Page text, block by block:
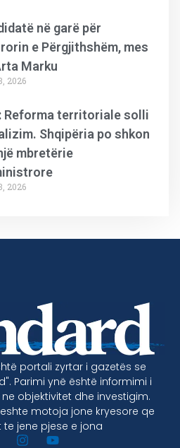
në garë për
e Përgjithshëm, mes
Marku
2026
Reforma territoriale solli
Shqipëria po shkon
mbretërie
2026
portali zyrtar i gazetës se
Parimi ynë është informimi i
objektivitet dhe investigim.
motoja jone kryesore qe
te jene pjese e jona